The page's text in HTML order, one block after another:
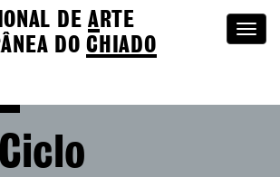
DEA RTE
DOCHIADO